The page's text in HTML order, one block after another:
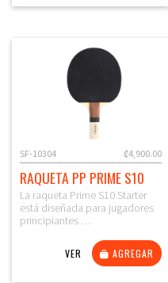
₡4,900.00
SF-10304
RAQUETA PP PRIME S10
La raqueta Prime S10 Starter
está diseñada para jugadores
principiantes …
VER AGREGAR